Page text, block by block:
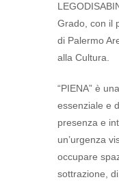
Grado, con il
di Palermo
alla Cultura.
“PIENA” è
essenziale e
presenza e
un’urgenza
occupare
sottrazione,